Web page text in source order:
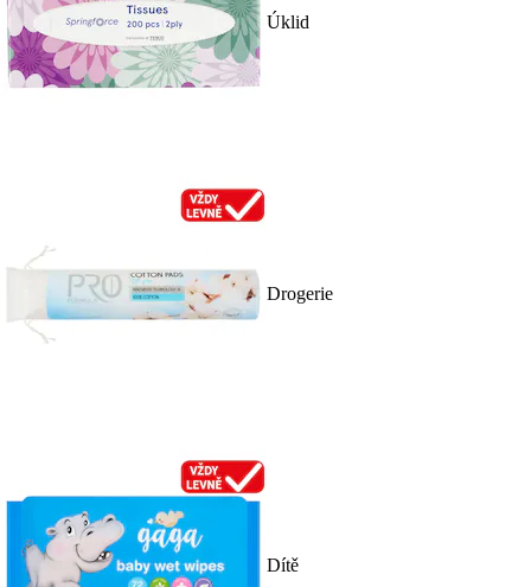
Úklid
Drogerie
Dítě